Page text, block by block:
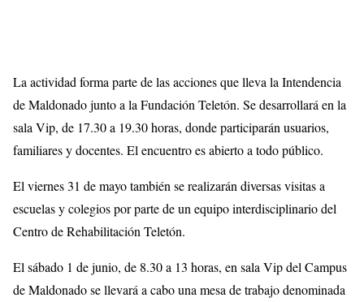
La actividad forma parte de las acciones que lleva la Intendencia
de Maldonado junto a la Fundación Teletón. Se desarrollará en la
sala Vip, de 17.30 a 19.30 horas, donde participarán usuarios,
familiares y docentes. El encuentro es abierto a todo público.
El viernes 31 de mayo también se realizarán diversas visitas a
escuelas y colegios por parte de un equipo interdisciplinario del
Centro de Rehabilitación Teletón.
El sábado 1 de junio, de 8.30 a 13 horas, en sala Vip del Campus
de Maldonado se llevará a cabo una mesa de trabajo denominada